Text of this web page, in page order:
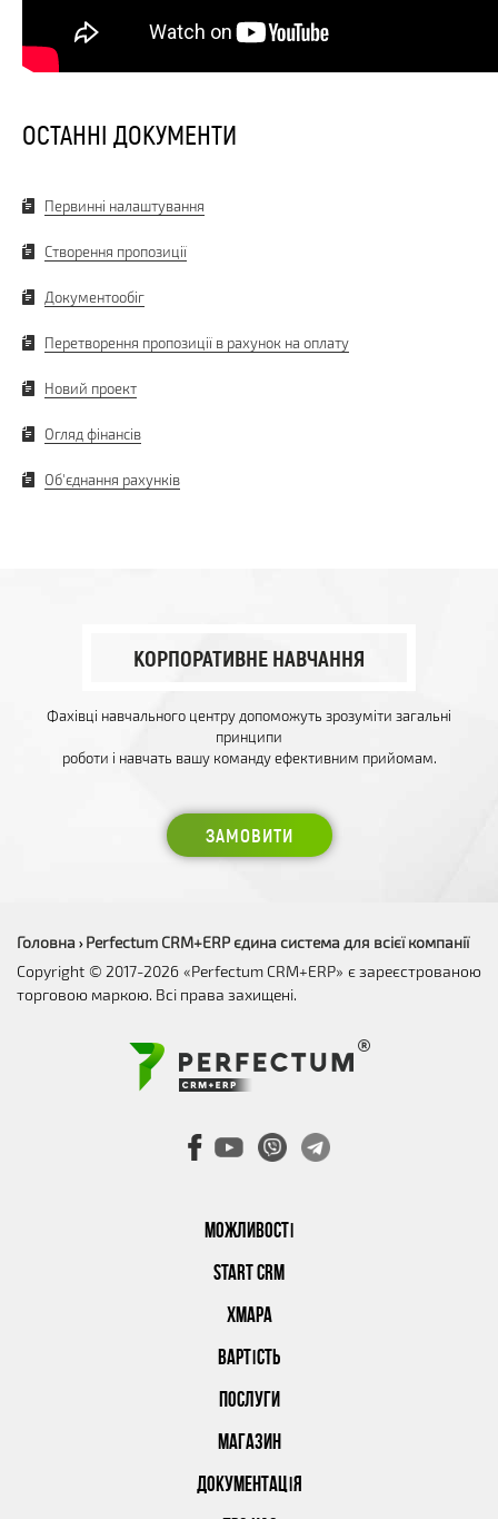
ОСТАННІ ДОКУМЕНТИ
Первинні налаштування
Створення пропозиції
Документообіг
Перетворення пропозиції в рахунок на оплату
Новий проект
Огляд фінансів
Об'єднання рахунків
КОРПОРАТИВНЕ НАВЧАННЯ
Фахівці навчального центру допоможуть зрозуміти загальні
принципи
роботи і навчать вашу команду ефективним прийомам.
ЗАМОВИТИ
МОЖЛИВОСТІ
START CRM
ХМАРА
ВАРТІСТЬ
ПОСЛУГИ
МАГАЗИН
ДОКУМЕНТАЦІЯ
Головна › Perfectum CRM+ERP єдина система для всієї компанії
Copyright © 2017-2026 «Perfectum CRM+ERP» є зареєстрованою
торговою маркою. Всі права захищені.